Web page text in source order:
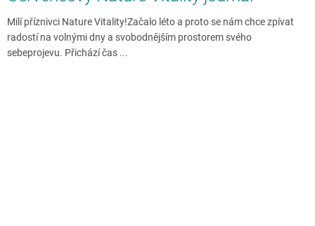
Milí příznivci Nature Vitality!Začalo léto a proto se nám chce zpívat
radostí na volnými dny a svobodnějším prostorem svého
sebeprojevu. Přichází čas ...